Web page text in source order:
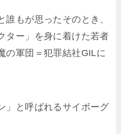
誰もが思ったそのとき、
ター」を身に着けた若者
の軍団＝犯罪結社GILに
」と呼ばれるサイボーグ